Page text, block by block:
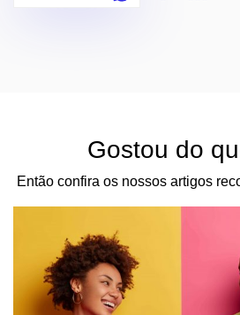
Gostou do
Então confira os nossos artigos